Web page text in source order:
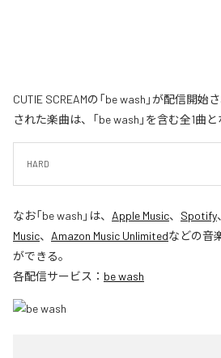
CUTIE SCREAMの「be wash」が配信開
された楽曲は、「be wash」を含む全1曲と
HARD
なお「be wash 」は、 Apple Music、 Spotify、
Music、 Amazon Music Unlimitedなどの音
ができる。
各配信サービス： be wash